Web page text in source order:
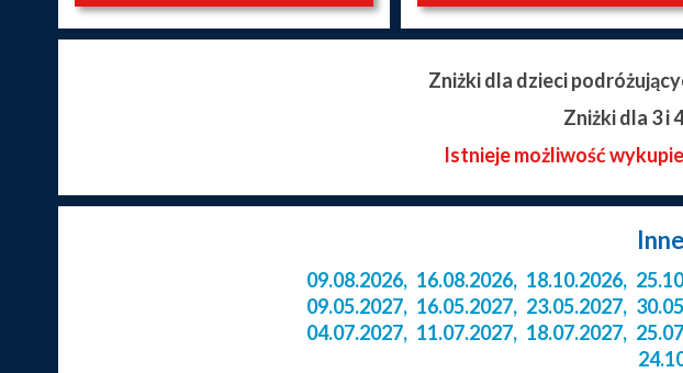
Zniżki dla dzieci
Zniżki dla 3 i
Istnieje możliwość
09.08.2026, 16.08.2026, 18.10.2026,
09.05.2027, 16.05.2027, 23.05.2027,
04.07.2027, 11.07.2027, 18.07.2027,